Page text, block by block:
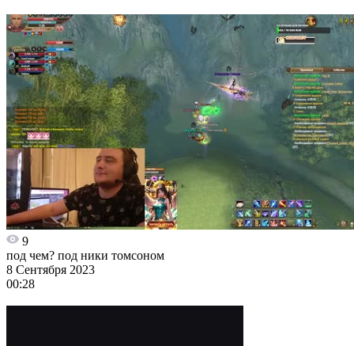
9
под чем? под ники томсоном
8 Сентября 2023
00:28